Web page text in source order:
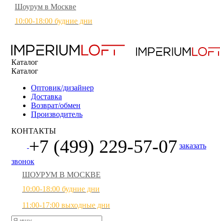
Шоурум в Москве
10:00-18:00 будние дни
Каталог
Каталог
Оптовик/дизайнер
Доставка
Возврат/обмен
Производитель
КОНТАКТЫ
+7 (499) 229-57-07 заказать
звонок
ШОУРУМ В МОСКВЕ
10:00-18:00 будние дни
11:00-17:00 выходные дни